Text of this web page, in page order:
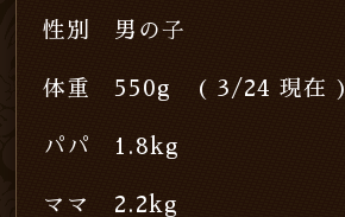
性別 男の子
体重 550g ( 3/24 現在 )
パパ 1.8kg
ママ 2.2kg